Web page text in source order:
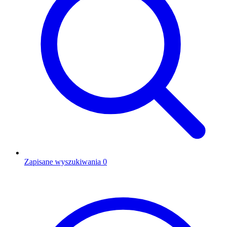
Zapisane wyszukiwania 0